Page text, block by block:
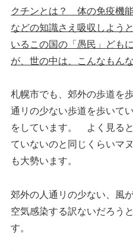
クチンとは？ 体の免疫機
などの知識さえ吸収しよう
いるこの国の「愚民」ども
が、世の中は、こんなもん
札幌市でも、郊外の歩道を
通リの少ない歩道を歩いて
をしています。 よく見る
ていないのと同じくらいマ
も大勢います。
郊外の人通リの少ない、風
空気感染する訳ないだろう
す。